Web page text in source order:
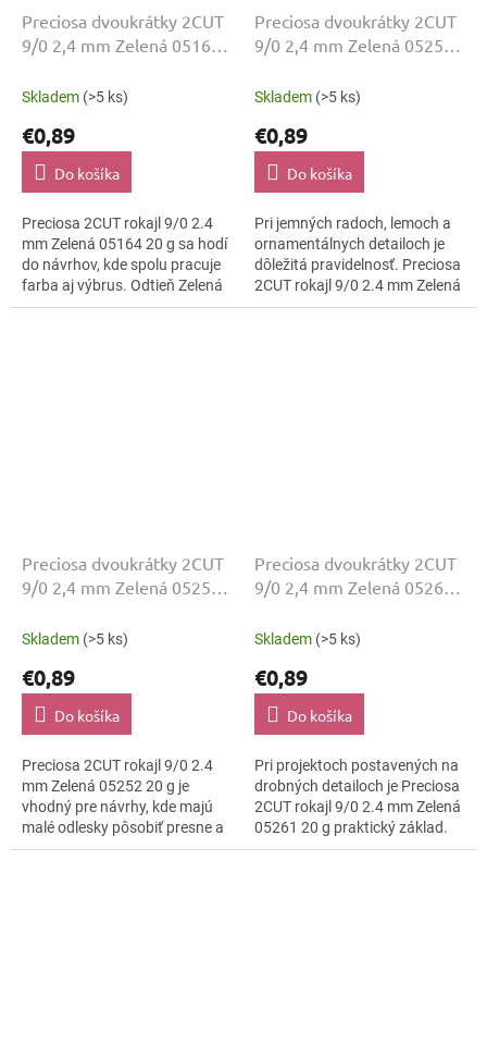
Preciosa dvoukrátky 2CUT
9/0 2,4 mm Zelená 05164
Skladem (>5 ks)
€0,89
Do košíka
Preciosa 2CUT rokajl 9/0 2.4
mm Zelená 05164 20 g sa hodí
do návrhov, kde spolu pracuje
farba aj výbrus. Odtieň Zelená
dopĺňa lesklo brúsená a
Preciosa dvoukrátky 2CUT
9/0 2,4 mm Zelená 05251
Skladem (>5 ks)
€0,89
Do košíka
Pri jemných radoch, lemoch a
ornamentálnych detailoch je
dôležitá pravidelnosť. Preciosa
2CUT rokajl 9/0 2.4 mm Zelená
05251 20 g spája tvar Preciosa
Preciosa dvoukrátky 2CUT
9/0 2,4 mm Zelená 05252
Skladem (>5 ks)
€0,89
Do košíka
Preciosa 2CUT rokajl 9/0 2.4
mm Zelená 05252 20 g je
vhodný pre návrhy, kde majú
malé odlesky pôsobiť presne a
čisto. Odtieň Zelená, povrch
Preciosa dvoukrátky 2CUT
9/0 2,4 mm Zelená 05261
Skladem (>5 ks)
€0,89
Do košíka
Pri projektoch postavených na
drobných detailoch je Preciosa
2CUT rokajl 9/0 2.4 mm Zelená
05261 20 g praktický základ.
Brúsené plôšky 2CUT pridávajú